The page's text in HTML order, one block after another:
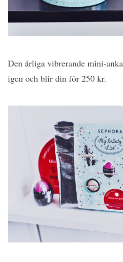
Den årliga vibrerande mini-
igen och blir din för 250 kr.